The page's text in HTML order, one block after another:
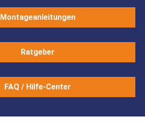
Montageanleitungen
Ratgeber
FAQ / Hilfe-Center